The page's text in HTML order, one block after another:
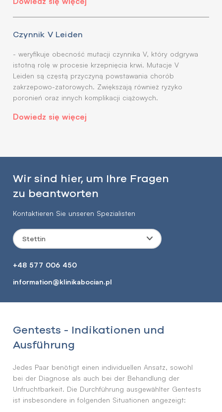
Czynnik V Leiden
- weryfikuje obecność mutacji czynnika V, który odgrywa
istotną rolę w procesie krzepnięcia krwi. Mutacje V
Leiden są częstą przyczyną powstawania chorób
zakrzepowo-zatorowych. Zwiększają również ryzyko
poronień oraz innych komplikacji ciążowych.
Dowiedz się więcej
Wir sind hier, um Ihre Fragen
zu beantworten
Kontaktieren Sie unseren Spezialisten
Stettin
+48 577 006 450
information@klinikabocian.pl
Gentests - Indikationen und
Ausführung
Jedes Paar benötigt einen individuellen Ansatz, sowohl
bei der Diagnose als auch bei der Behandlung der
Unfruchtbarkeit. Die Durchführung ausgewählter Gentests
ist insbesondere in folgenden Situationen angezeigt: